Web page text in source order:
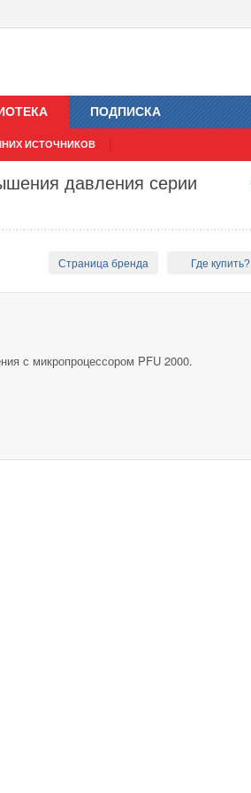
ИСТОЧНИКОВ
ПОДПИСКА
давления серии
Страница бренда Где купить?
с микропроцессором PFU 2000.